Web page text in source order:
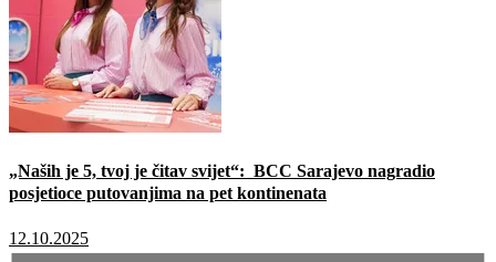
„Naših je 5, tvoj je čitav svijet“: BCC Sarajevo nagradio
posjetioce putovanjima na pet kontinenata
12.10.2025